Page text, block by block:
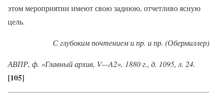
этом мероприятии имеют свою заднюю, отчетливо ясную
цель.
С глубоким почтением и пр. и пр. (Обермиллер)
АВПР, ф. «Главный архив, V—A2», 1880 г., д. 1095, л. 24.
[105]